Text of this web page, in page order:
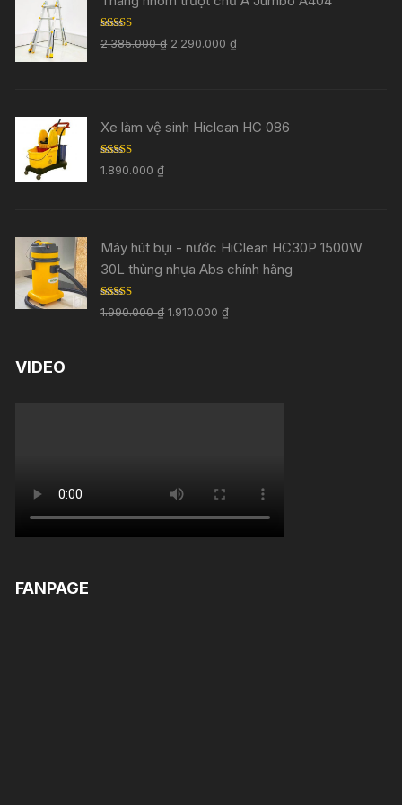
Rated 5.00
out of 5
2.385.000₫ 2.290.000₫
Xe làm vệ sinh Hiclean HC 086
Rated 5.00
out of 5
1.890.000₫
Máy hút bụi - nước HiClean HC30P 1500W
30L thùng nhựa Abs chính hãng
Rated 5.00
out of 5
1.990.000₫ 1.910.000₫
VIDEO
FANPAGE